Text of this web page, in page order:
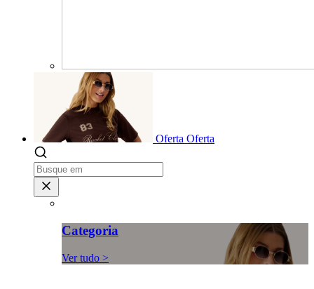
Oferta Oferta
Categoria
Ver tudo >